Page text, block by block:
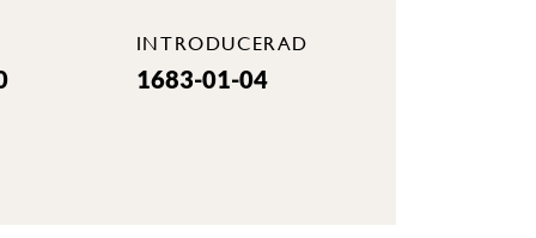
INTRODUCERAD
1683-01-04